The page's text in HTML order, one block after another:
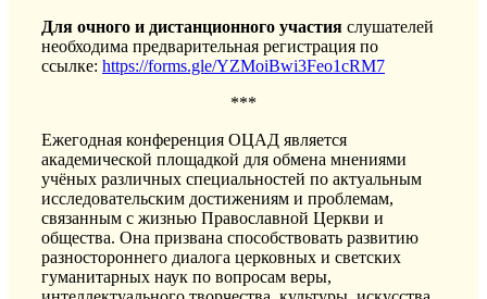
Для очного и дистанционного участия слушателей
необходима предварительная регистрация по
ссылке: https://forms.gle/YZMoiBwi3Feo1cRM7
***
Ежегодная конференция ОЦАД является
академической площадкой для обмена мнениями
учёных различных специальностей по актуальным
исследовательским достижениям и проблемам,
связанным с жизнью Православной Церкви и
общества. Она призвана способствовать развитию
разностороннего диалога церковных и светских
гуманитарных наук по вопросам веры,